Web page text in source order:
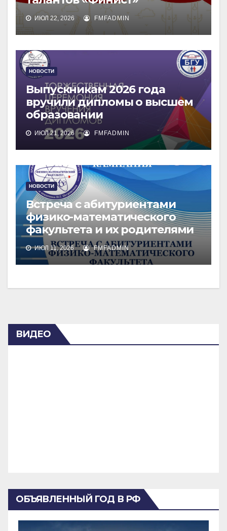
ИЮЛ 22, 2026 FMFADMIN
НОВОСТИ
Выпускникам 2026 года
вручили дипломы о высшем
образовании
ИЮЛ 21, 2026 FMFADMIN
НОВОСТИ
Встреча с абитуриентами
физико-математического
факультета и их родителями
ИЮЛ 11, 2026 FMFADMIN
ВИДЕО
ОБЪЯВЛЕННЫЙ ГОД В РФ